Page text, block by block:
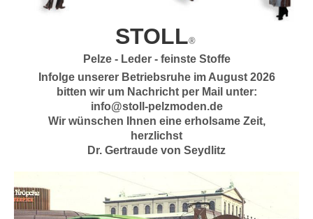
STOLL®
Pelze - Leder - feinste Stoffe
Infolge unserer Betriebsruhe im August 2026
bitten wir um Nachricht per Mail unter:
info@stoll-pelzmoden.de
Wir wünschen Ihnen eine erholsame Zeit,
herzlichst
Dr. Gertraude von Seydlitz